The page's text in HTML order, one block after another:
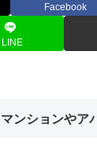
Facebook
LINE
ンションやア